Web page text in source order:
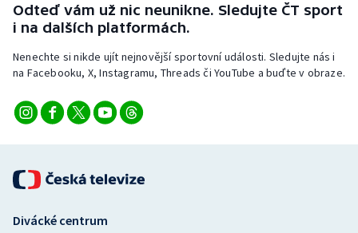
Triatlon
Veslování
Vodní slalom
Volejbal
Ostatní
Odteď vám už nic neunikne. Sledujte ČT sport
i na dalších platformách.
Nenechte si nikde ujít nejnovější sportovní události. Sledujte nás i
na Facebooku, X, Instagramu, Threads či YouTube a buďte v obraze.
Divácké centrum